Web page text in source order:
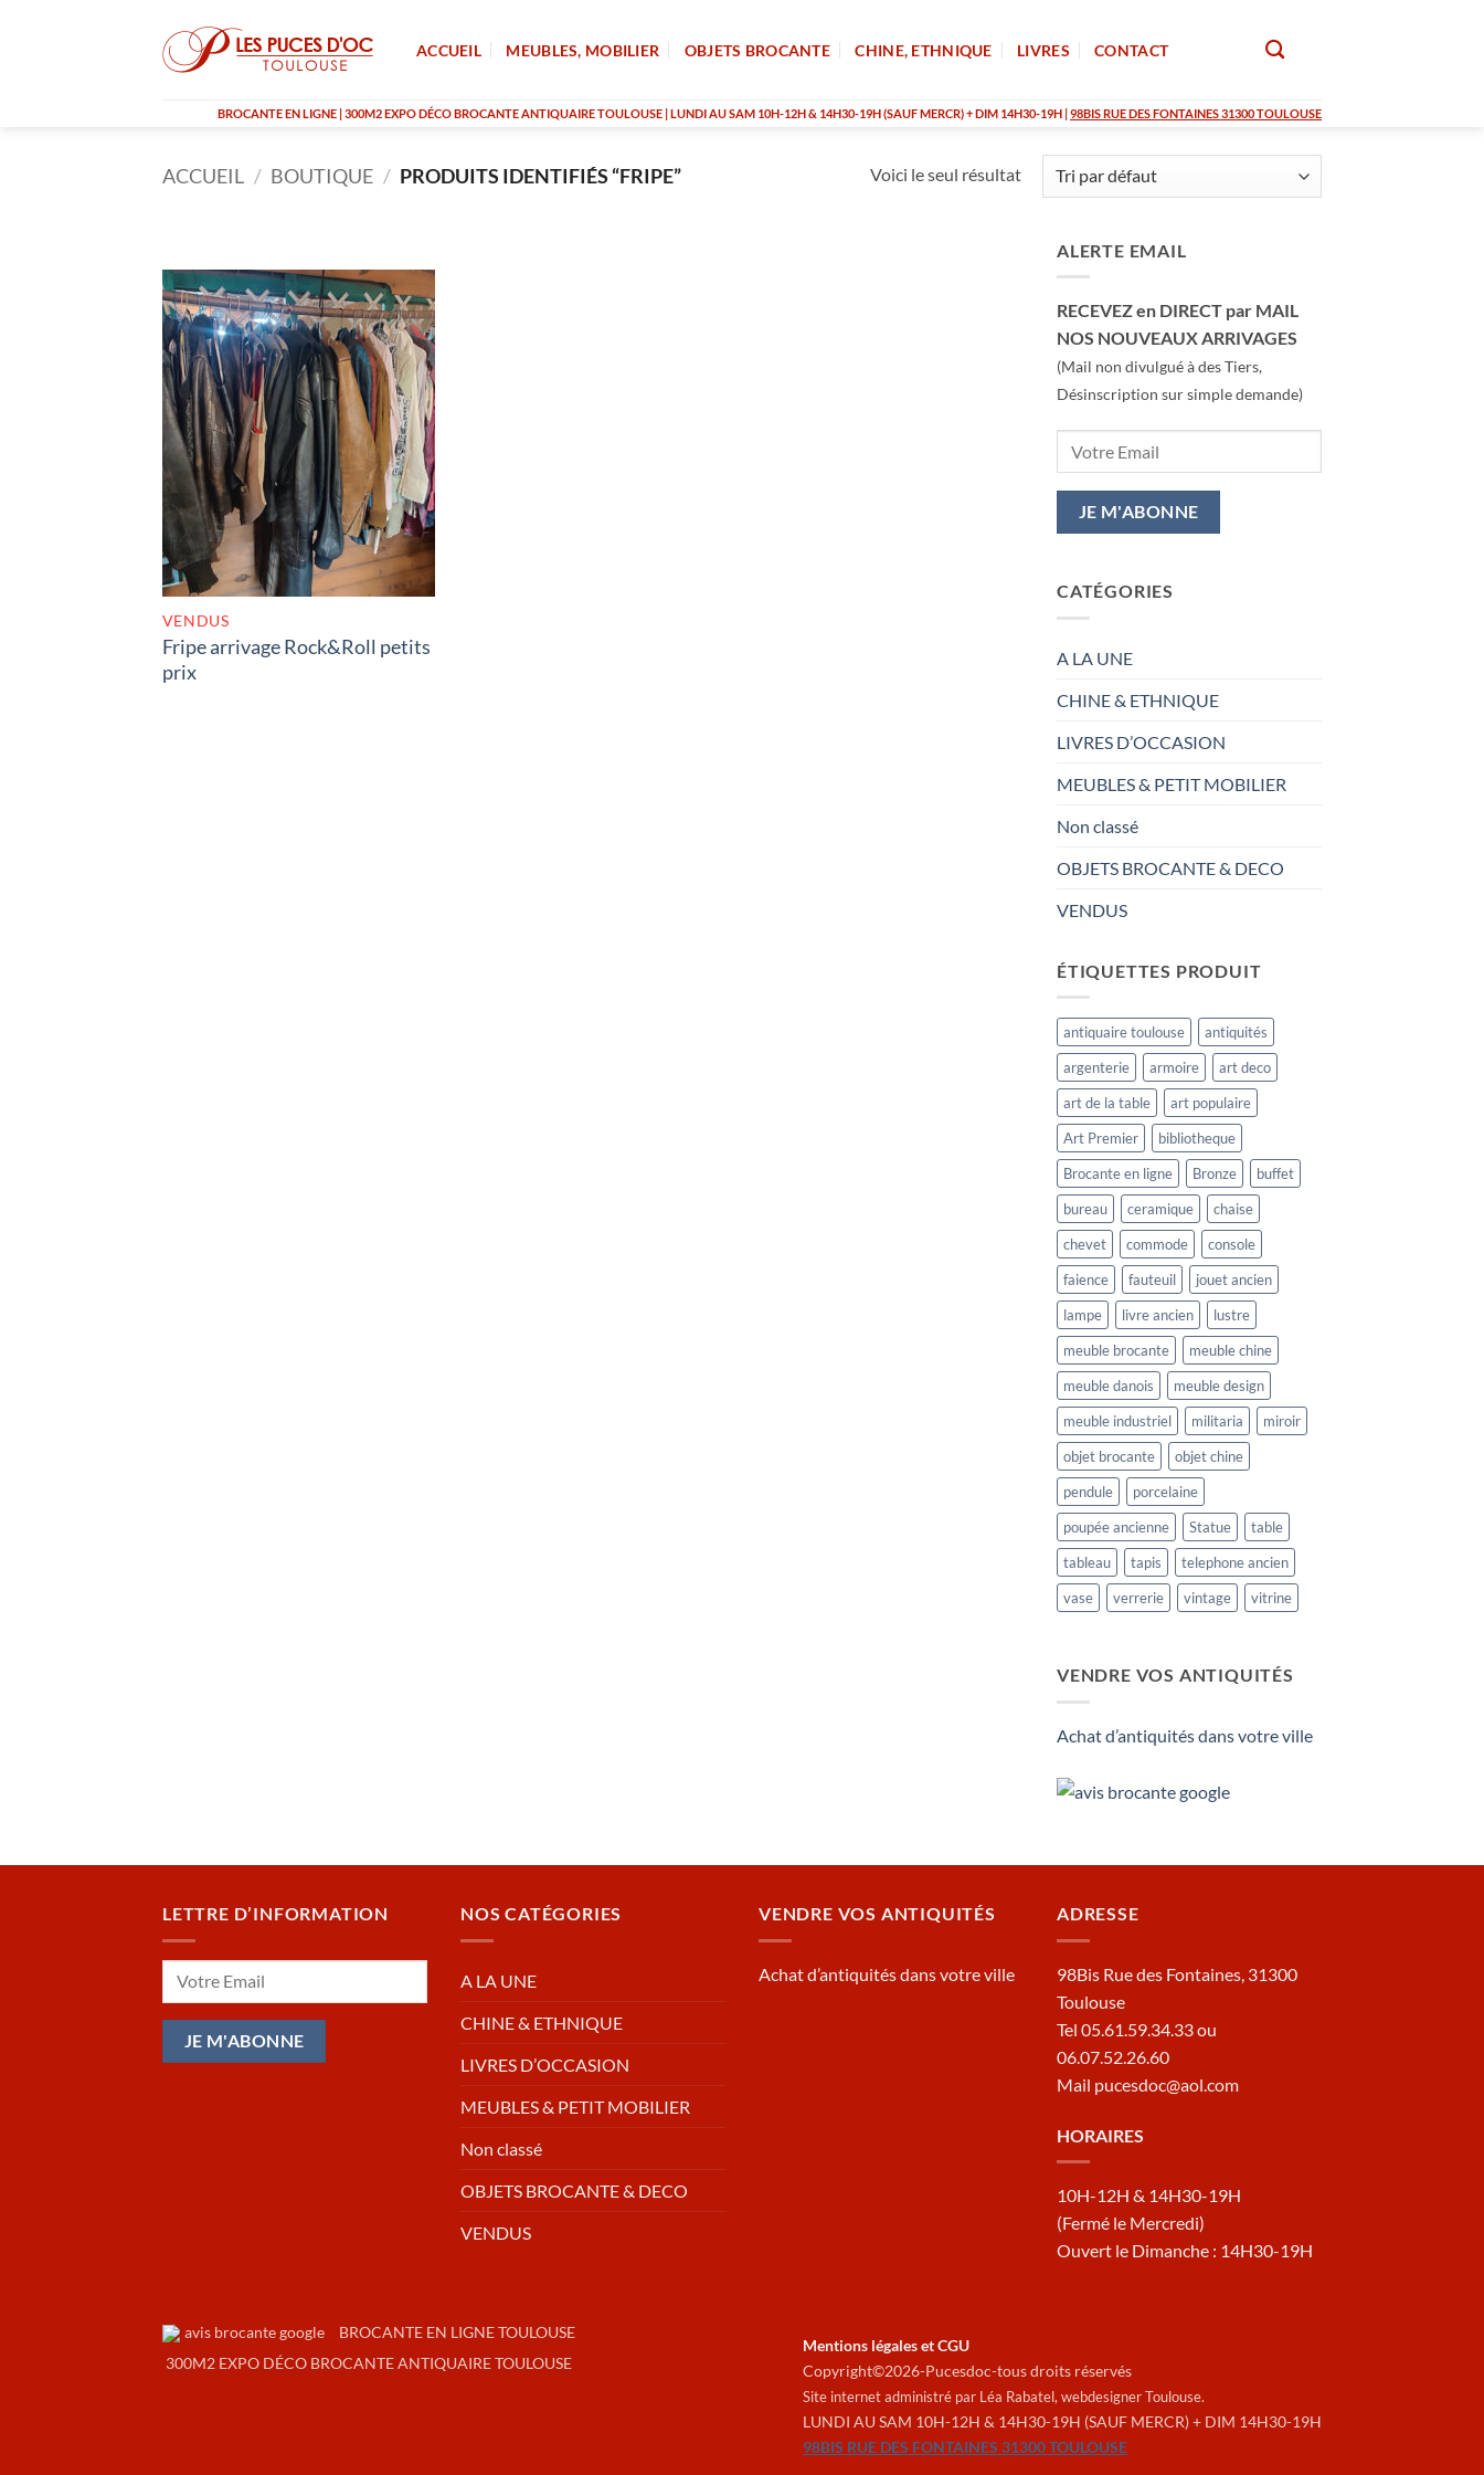
ACCUEIL MEUBLES, MOBILIER OBJETS BROCANTE CHINE, ETHNIQUE LIVRES CONTACT
BROCANTE EN LIGNE | 300M2 EXPO DÉCO BROCANTE ANTIQUAIRE TOULOUSE | LUNDI AU SAM 10H-12H & 14H30-19H (SAUF MERCR) + DIM 14H30-19H |98BIS RUE DES FONTAINES 31300 TOULOUSE
ACCUEIL / BOUTIQUE / PRODUITS IDENTIFIÉS “FRIPE” Voici le seul résultat
RUPTURE DE STOCK
VENDUS
Fripe arrivage Rock&Roll petits
prix
ALERTE EMAIL
RECEVEZ en DIRECT par MAIL
NOS NOUVEAUX ARRIVAGES
(Mail non divulgué à des Tiers,
Désinscription sur simple demande)
CATÉGORIES
A LA UNE
CHINE & ETHNIQUE
LIVRES D’OCCASION
MEUBLES & PETIT MOBILIER
Non classé
OBJETS BROCANTE & DECO
VENDUS
ÉTIQUETTES PRODUIT
antiquaire toulouse
antiquités
argenterie
armoire
art deco
art de la table
art populaire
Art Premier
bibliotheque
Brocante en ligne
Bronze
buffet
bureau
ceramique
chaise
chevet
commode
console
faience
fauteuil
jouet ancien
lampe
livre ancien
lustre
meuble brocante
meuble chine
meuble danois
meuble design
meuble industriel
militaria
miroir
objet brocante
objet chine
pendule
porcelaine
poupée ancienne
Statue
table
tableau
tapis
telephone ancien
vase
verrerie vintage vitrine
VENDRE VOS ANTIQUITÉS
Achat d’antiquités dans votre ville
LETTRE D’INFORMATION NOS CATÉGORIES
A LA UNE
CHINE & ETHNIQUE
LIVRES D’OCCASION
MEUBLES & PETIT MOBILIER
Non classé
OBJETS BROCANTE & DECO
VENDUS
VENDRE VOS ANTIQUITÉS
Achat d’antiquités dans votre ville
ADRESSE
98Bis Rue des Fontaines, 31300
Toulouse
Tel 05.61.59.34.33 ou
06.07.52.26.60
Mail pucesdoc@aol.com
HORAIRES
10H-12H & 14H30-19H
(Fermé le Mercredi)
Ouvert le Dimanche : 14H30-19H
Mentions légales et CGU
Copyright©2026-Pucesdoc-tous droits réservés
Site internet administré par Léa Rabatel,webdesigner Toulouse.
LUNDI AU SAM 10H-12H & 14H30-19H (SAUF MERCR) + DIM 14H30-19H
98BIS RUE DES FONTAINES 31300 TOULOUSE
BROCANTE EN LIGNE TOULOUSE
300M2 EXPO DÉCO BROCANTE ANTIQUAIRE TOULOUSE